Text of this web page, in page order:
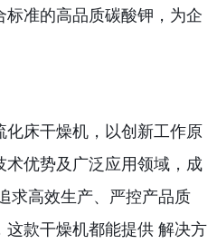
准的高品质碳酸钾，为企
床干燥机，以创新工作原
优势及广泛应用领域，成
求高效生产、严控产品质
款干燥机都能提供 解决方